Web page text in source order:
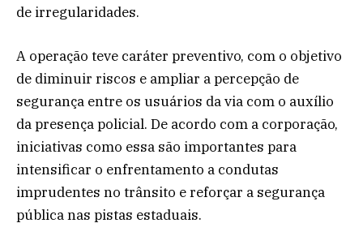
de irregularidades.
A operação teve caráter preventivo, com o objetivo
de diminuir riscos e ampliar a percepção de
segurança entre os usuários da via com o auxílio
da presença policial. De acordo com a corporação,
iniciativas como essa são importantes para
intensificar o enfrentamento a condutas
imprudentes no trânsito e reforçar a segurança
pública nas pistas estaduais.